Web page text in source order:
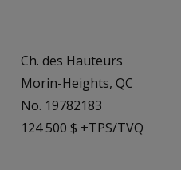
Ch. des Hauteurs
Morin-Heights, QC
No. 19782183
124 500 $ +TPS/TVQ